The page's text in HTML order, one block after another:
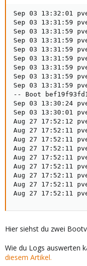
Sep 03 13:32:01
Sep 03 13:31:59
Sep 03 13:31:59
Sep 03 13:31:59
Sep 03 13:31:59
Sep 03 13:31:59
Sep 03 13:31:59
Sep 03 13:31:59
Sep 03 13:31:59
-- Boot
Sep 03 13:30:24
Sep 03 13:30:01
Aug 27 17:52:12
Aug 27 17:52:11
Aug 27 17:52:11
Aug 27 17:52:11
Aug 27 17:52:11
Aug 27 17:52:11
Aug 27 17:52:11
Aug 27 17:52:11
Aug 27 17:52:11
Hier siehst du zwei
Wie du Logs auswerten
diesem Artikel.